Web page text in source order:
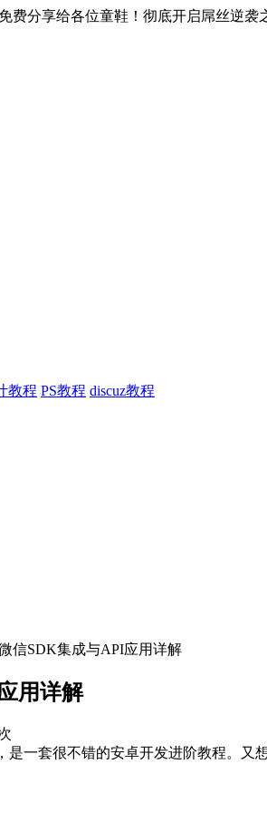
费分享给各位童鞋！彻底开启屌丝逆袭
教程 PS教程 discuz教程
信SDK集成与API应用详解
用详解
一套很不错的安卓开发进阶教程。又